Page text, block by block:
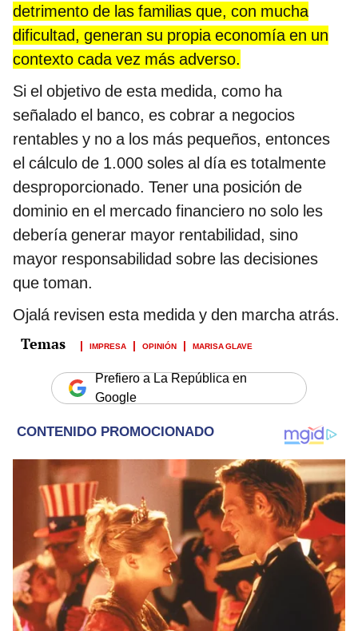
detrimento de las familias que, con mucha
dificultad, generan su propia economía en un
contexto cada vez más adverso.
Si el objetivo de esta medida, como ha
señalado el banco, es cobrar a negocios
rentables y no a los más pequeños, entonces
el cálculo de 1.000 soles al día es totalmente
desproporcionado. Tener una posición de
dominio en el mercado financiero no solo les
debería generar mayor rentabilidad, sino
mayor responsabilidad sobre las decisiones
que toman.
Ojalá revisen esta medida y den marcha atrás.
IMPRESA OPINIÓN MARISA GLAVE
Prefiero a La República en
Google